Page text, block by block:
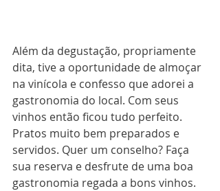
Além da degustação, propriamente
dita, tive a oportunidade de almoçar
na vinícola e confesso que adorei a
gastronomia do local. Com seus
vinhos então ficou tudo perfeito.
Pratos muito bem preparados e
servidos. Quer um conselho? Faça
sua reserva e desfrute de uma boa
gastronomia regada a bons vinhos.